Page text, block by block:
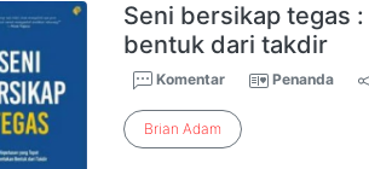
Seni bersikap tegas
bentuk dari takdir
Komentar Penanda
Brian Adam